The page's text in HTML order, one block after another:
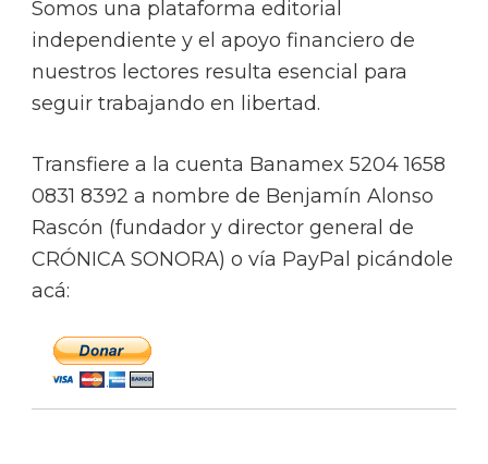
Somos una plataforma editorial
independiente y el apoyo financiero de
nuestros lectores resulta esencial para
seguir trabajando en libertad.
Transfiere a la cuenta Banamex 5204 1658
0831 8392 a nombre de Benjamín Alonso
Rascón (fundador y director general de
CRÓNICA SONORA) o vía PayPal picándole
acá: